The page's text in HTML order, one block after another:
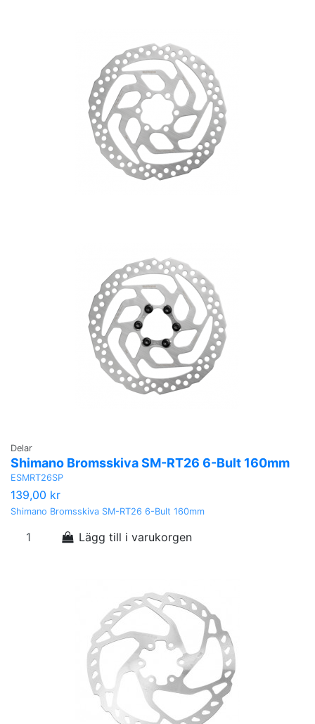
Delar
Shimano Bromsskiva SM-RT26 6-Bult 160mm
ESMRT26SP
139,00 kr
Shimano Bromsskiva SM-RT26 6-Bult 160mm
Lägg till i varukorgen